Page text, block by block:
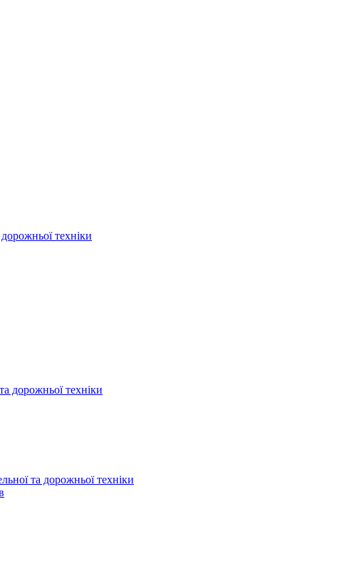
техніки
дорожньої техніки
та дорожньої техніки